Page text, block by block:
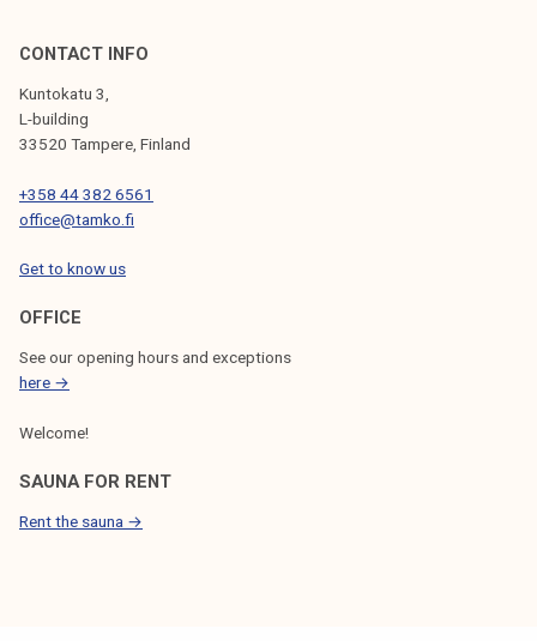
t
a
s
CONTACT INFO
Kuntokatu 3,
L-building
33520 Tampere, Finland
+358 44 382 6561
office@tamko.fi
Get to know us
OFFICE
See our opening hours and exceptions
here →
Welcome!
SAUNA FOR RENT
Rent the sauna →